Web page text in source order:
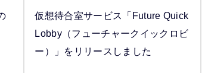
仮想待合室サービス「Future Quick
Lobby（フューチャークイックロビ
ー）」をリリースしました